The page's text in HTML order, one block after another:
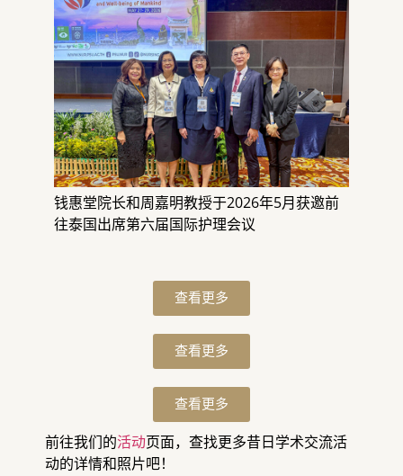
钱惠堂院长和周嘉明教授于2026年5月获邀前
往泰国出席第六届国际护理会议
查看更多
查看更多
查看更多
前往我们的活动页面，查找更多昔日学术交流活
动的详情和照片吧！